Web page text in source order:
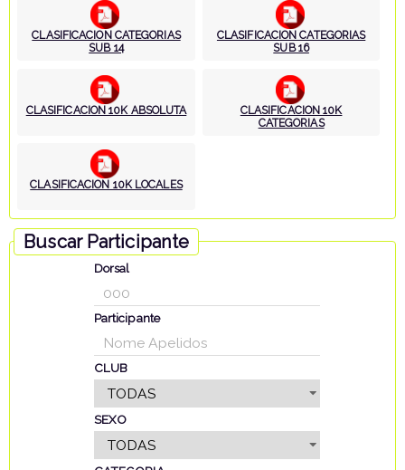
CLASIFICACION CATEGORIAS
SUB 14
CLASIFICACION CATEGORIAS
SUB 16
CLASIFICACION 10K ABSOLUTA
CLASIFICACION 10K
CATEGORIAS
CLASIFICACION 10K LOCALES
Buscar Participante
Dorsal
Participante
CLUB
SEXO